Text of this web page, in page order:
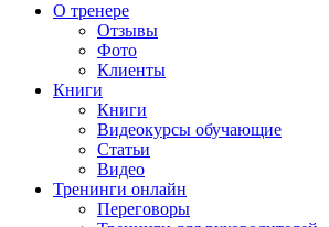
О тренере
Отзывы
Фото
Клиенты
Книги
Книги
Видеокурсы обучающие
Статьи
Видео
Тренинги онлайн
Переговоры